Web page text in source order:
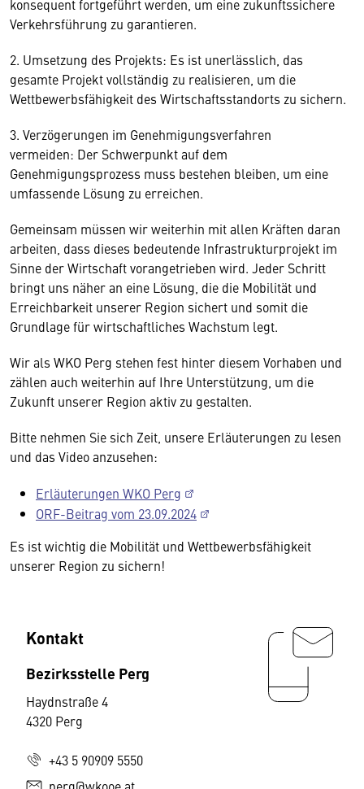
konsequent fortgeführt werden, um eine zukunftssichere
Verkehrsführung zu garantieren.
2. Umsetzung des Projekts: Es ist unerlässlich, das
gesamte Projekt vollständig zu realisieren, um die
Wettbewerbsfähigkeit des Wirtschaftsstandorts zu sichern.
3. Verzögerungen im Genehmigungsverfahren
vermeiden: Der Schwerpunkt auf dem
Genehmigungsprozess muss bestehen bleiben, um eine
umfassende Lösung zu erreichen.
Gemeinsam müssen wir weiterhin mit allen Kräften daran
arbeiten, dass dieses bedeutende Infrastrukturprojekt im
Sinne der Wirtschaft vorangetrieben wird. Jeder Schritt
bringt uns näher an eine Lösung, die die Mobilität und
Erreichbarkeit unserer Region sichert und somit die
Grundlage für wirtschaftliches Wachstum legt.
Wir als WKO Perg stehen fest hinter diesem Vorhaben und
zählen auch weiterhin auf Ihre Unterstützung, um die
Zukunft unserer Region aktiv zu gestalten.
Bitte nehmen Sie sich Zeit, unsere Erläuterungen zu lesen
und das Video anzusehen:
Erläuterungen WKO Perg
ORF-Beitrag vom 23.09.2024
Es ist wichtig die Mobilität und Wettbewerbsfähigkeit
unserer Region zu sichern!
Kontakt
Bezirksstelle Perg
Haydnstraße 4
4320 Perg
+43 5 90909 5550